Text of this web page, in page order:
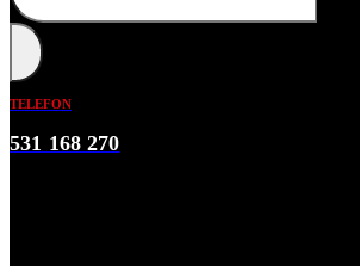
TELEFON
531 168 270